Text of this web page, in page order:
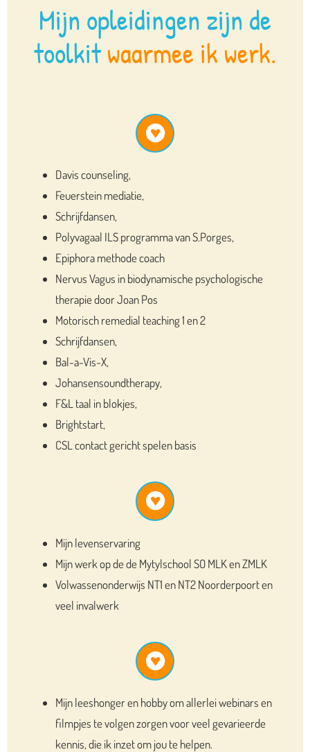
Mijn opleidingen zijn de
toolkitwaarmee ik werk.
Davis counseling,
Feuerstein mediatie,
Schrijfdansen,
Polyvagaal ILS programma van S.Porges,
Epiphora methode coach
Nervus Vagus in biodynamische psychologische
therapie door Joan Pos
Motorisch remedial teaching 1 en 2
Schrijfdansen,
Bal-a-Vis-X,
Johansensoundtherapy,
F&L taal in blokjes,
Brightstart,
CSL contact gericht spelen basis
Mijn levenservaring
Mijn werk op de de Mytylschool SO MLK en ZMLK
Volwassenonderwijs NT1 en NT2 Noorderpoort en
veel invalwerk
Mijn leeshonger en hobby om allerlei webinars en
filmpjes te volgen zorgen voor veel gevarieerde
kennis, die ik inzet om jou te helpen.